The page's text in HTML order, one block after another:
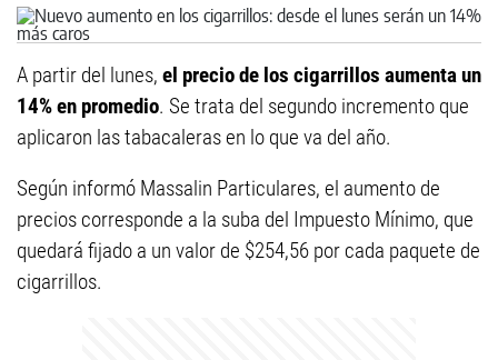
A partir del lunes, el precio de los cigarrillos aumenta un
14% en promedio. Se trata del segundo incremento que
aplicaron las tabacaleras en lo que va del año.
Según informó Massalin Particulares, el aumento de
precios corresponde a la suba del Impuesto Mínimo, que
quedará fijado a un valor de $254,56 por cada paquete de
cigarrillos.